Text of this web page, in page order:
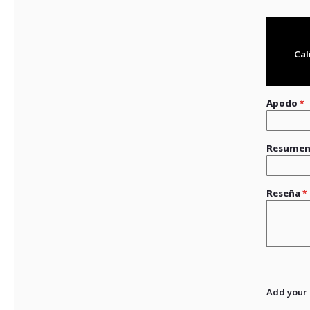
Apodo
Resumen
Reseña
Add your